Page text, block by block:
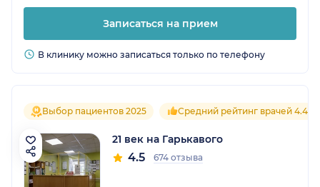
Записаться на прием
В клинику можно записаться только по телефону
Выбор пациентов 2025 Средний рейтинг врачей 4.4
21 век на Гарькавого
4.5 674 отзыва